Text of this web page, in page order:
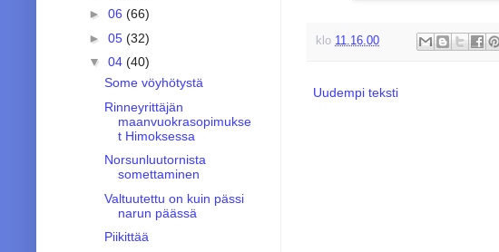
klo 11.16.00
Uudempi teksti
► 06 (66)
► 05 (32)
▼ 04 (40)
Some vöyhötystä
Rinneyrittäjän
maanvuokrasopimukse
t Himoksessa
Norsunluutornista
somettaminen
Valtuutettu on kuin pässi
narun päässä
Piikittää